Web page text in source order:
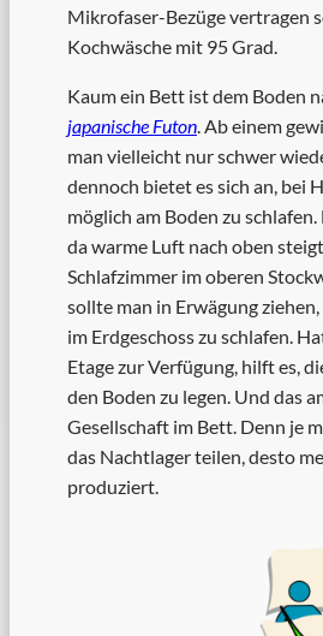
Mikrofaser-Bezüge vertragen
Kochwäsche mit 95 Grad.
Kaum ein Bett ist dem Boden
japanische Futon. Ab einem
man vielleicht nur schwer
dennoch bietet es sich an, bei
möglich am Boden zu
da warme Luft nach oben
Schlafzimmer im oberen
sollte man in Erwägung
im Erdgeschoss zu schlafen.
Etage zur Verfügung, hilft es,
den Boden zu legen. Und das
Gesellschaft im Bett. Denn je
das Nachtlager teilen, desto
produziert.